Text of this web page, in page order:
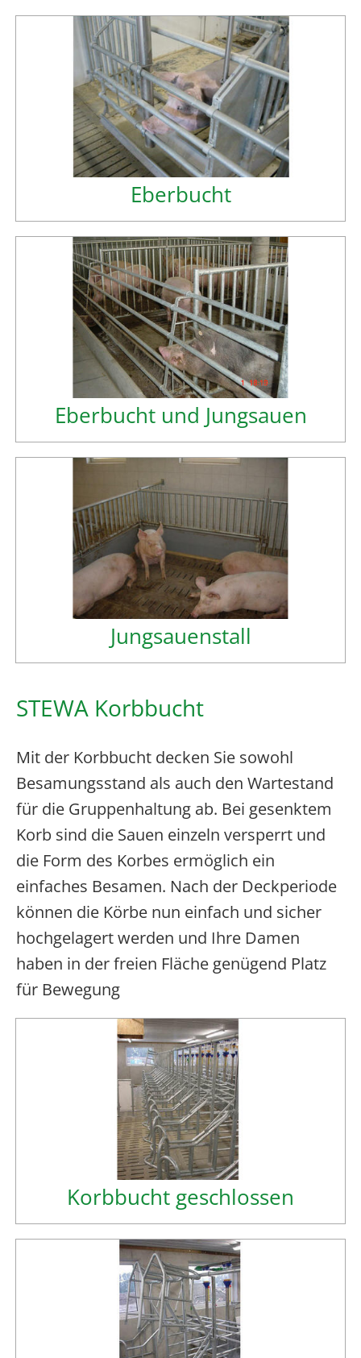
Eberbucht
Eberbucht und Jungsauen
Jungsauenstall
STEWA Korbbucht
Mit der Korbbucht decken Sie sowohl
Besamungsstand als auch den Wartestand
für die Gruppenhaltung ab. Bei gesenktem
Korb sind die Sauen einzeln versperrt und
die Form des Korbes ermöglich ein
einfaches Besamen. Nach der Deckperiode
können die Körbe nun einfach und sicher
hochgelagert werden und Ihre Damen
haben in der freien Fläche genügend Platz
für Bewegung
Korbbucht geschlossen